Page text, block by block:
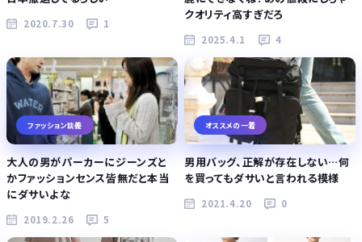
2020.7.30 1
クオリティ高すぎだろ
2025.4.1 4
ファッション談義
大人の男がパーカーにジーンズと
かファッションセンス皆無だと本当
にダサいよな
2019.2.26 5
オススメの一着
男用バッグ、正解が存在しない…何
を買ってもダサいと言われる模様
2021.4.20 0